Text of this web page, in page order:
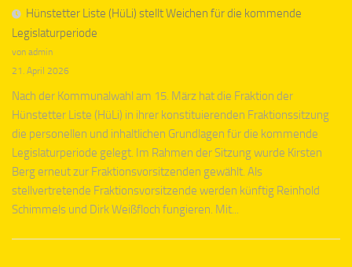
Hünstetter Liste (HüLi) stellt Weichen für die kommende
Legislaturperiode
von admin
21. April 2026
Nach der Kommunalwahl am 15. März hat die Fraktion der
Hünstetter Liste (HüLi) in ihrer konstituierenden Fraktionssitzung
die personellen und inhaltlichen Grundlagen für die kommende
Legislaturperiode gelegt. Im Rahmen der Sitzung wurde Kirsten
Berg erneut zur Fraktionsvorsitzenden gewählt. Als
stellvertretende Fraktionsvorsitzende werden künftig Reinhold
Schimmels und Dirk Weißfloch fungieren. Mit...